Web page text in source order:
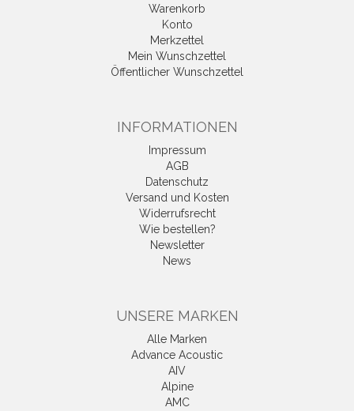
Warenkorb
Konto
Merkzettel
Mein Wunschzettel
Öffentlicher Wunschzettel
INFORMATIONEN
Impressum
AGB
Datenschutz
Versand und Kosten
Widerrufsrecht
Wie bestellen?
Newsletter
News
UNSERE MARKEN
Alle Marken
Advance Acoustic
AIV
Alpine
AMC